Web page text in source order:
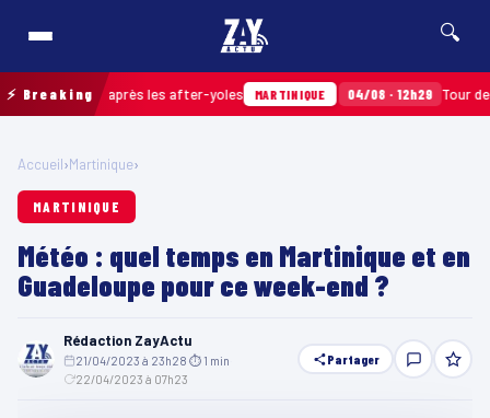
🔍
⚡ Breaking
ramassés après les after-yoles MARTINIQUE 04/08 · 12h29 Tour des
Accueil›Martinique›
MARTINIQUE
Météo : quel temps en Martinique et en
Guadeloupe pour ce week-end ?
Rédaction ZayActu
21/04/2023 à 23h28 ⏱ 1 min
22/04/2023 à 07h23
Partager